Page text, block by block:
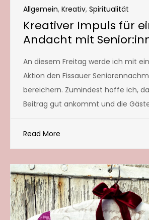
Allgemein, Kreativ, Spiritualität
Kreativer Impuls für
Andacht mit
An diesem Freitag werde ich mit
Aktion den Fissauer
bereichern. Zumindest hoffe ich,
Beitrag gut ankommt und die
Read More